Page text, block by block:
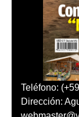
Teléfono:
Dirección: